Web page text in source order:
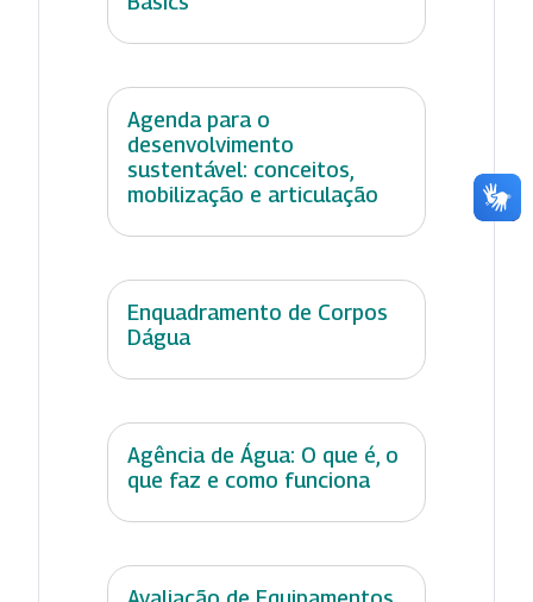
Agenda para o
desenvolvimento
sustentável: conceitos,
mobilização e articulação
Enquadramento de Corpos
Dágua
Agência de Água: O que é, o
que faz e como funciona